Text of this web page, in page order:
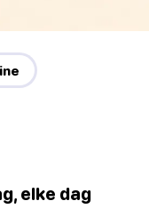
elke dag